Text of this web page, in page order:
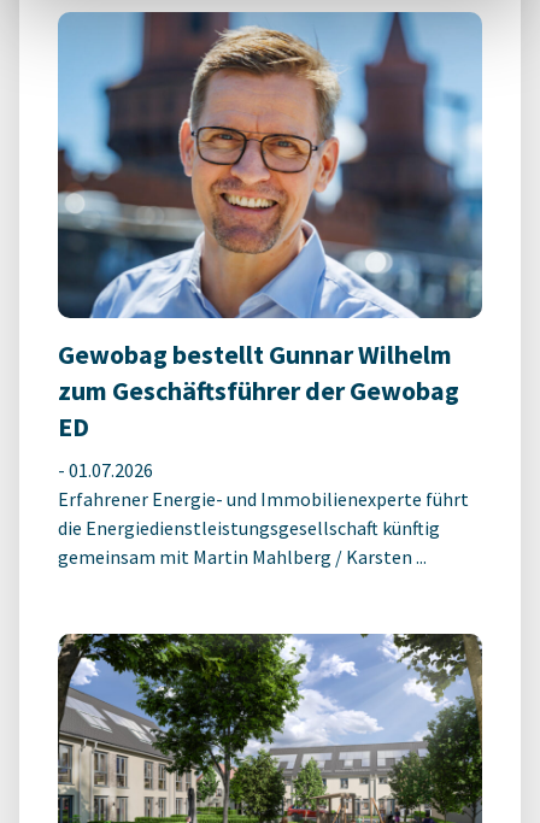
Gewobag bestellt Gunnar Wilhelm
zum Geschäftsführer der Gewobag
ED
- 01.07.2026
Erfahrener Energie- und Immobilienexperte führt
die Energiedienstleistungsgesellschaft künftig
gemeinsam mit Martin Mahlberg / Karsten ...